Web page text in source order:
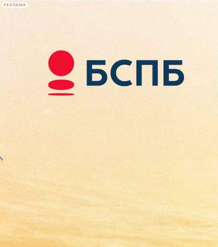
РЕКЛАМА
Сегодня:
2026.08.07
11:03
Афиша Plus